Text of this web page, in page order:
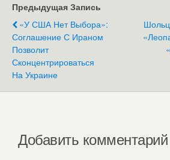
Предыдущая Запись
«У США Нет Выбора»:
Соглашение С Ираном
Позволит
Сконцентрироваться
На Украине
Добавить комментарий